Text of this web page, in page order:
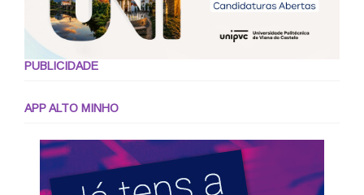
PUBLICIDADE
APP ALTO MINHO